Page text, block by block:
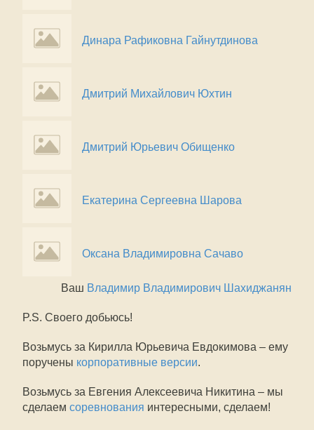
Динара Рафиковна Гайнутдинова
Дмитрий Михайлович Юхтин
Дмитрий Юрьевич Обищенко
Екатерина Сергеевна Шарова
Оксана Владимировна Сачаво
Ваш Владимир Владимирович Шахиджанян
P.S. Своего добьюсь!
Возьмусь за Кирилла Юрьевича Евдокимова – ему
поручены корпоративные версии.
Возьмусь за Евгения Алексеевича Никитина – мы
сделаем соревнования интересными, сделаем!